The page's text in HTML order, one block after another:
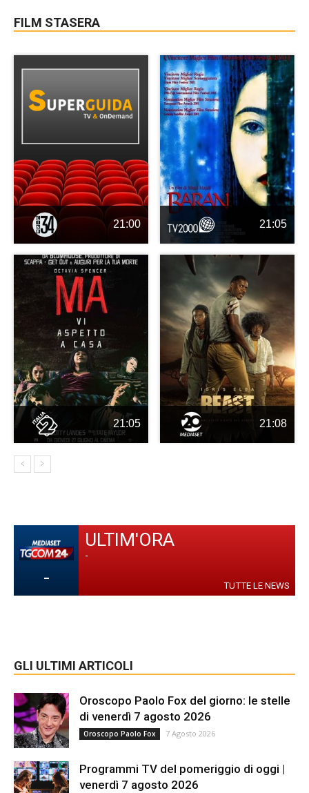
FILM STASERA
21:00 21:05
21:05 21:08
-
ULTIM'ORA
-
TUTTE LE NEWS
GLI ULTIMI ARTICOLI
Oroscopo Paolo Fox del giorno: le stelle
di venerdì 7 agosto 2026
Oroscopo Paolo Fox 7 Agosto 2026
Programmi TV del pomeriggio di oggi |
venerdì 7 agosto 2026